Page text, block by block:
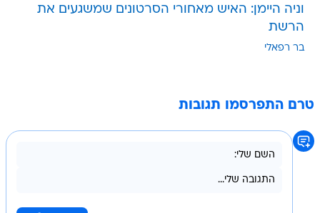
וניה היימן: האיש מאחורי הסרטונים שמשגעים את
הרשת
בר רפאלי
טרם התפרסמו תגובות